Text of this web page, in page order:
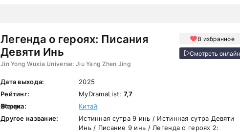
Легенда о героях: Писания
Девяти Инь
Jin Yong Wuxia Universe: Jiu Yang Zhen Jing
В избранное
Смотреть онлайн
Дата выхода:
2025
Рейтинг:
MyDramaList: 7,7
Жанр:
Страна:
Китай
Другое название:
Истинная сутра 9 инь / Истинная сутра Девяти
Инь / Писание 9 инь / Легенда о героях 2: